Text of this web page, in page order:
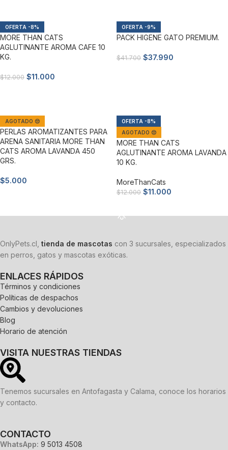
-8%
MORE THAN CATS
AGLUTINANTE AROMA CAFE 10
KG.
$12.000 $11.000
-9%
PACK HIGENE GATO PREMIUM.
$41.700 $37.990
AGOTADO 😔
PERLAS AROMATIZANTES PARA
ARENA SANITARIA MORE THAN
CATS AROMA LAVANDA 450
GRS.
$5.000
-8%
AGOTADO 😔
MORE THAN CATS
AGLUTINANTE AROMA LAVANDA
10 KG.
MoreThanCats
$12.000 $11.000
OnlyPets.cl, tienda de mascotas con 3 sucursales, especializados
en perros, gatos y mascotas exóticas.
ENLACES RÁPIDOS
Términos y condiciones
Políticas de despachos
Cambios y devoluciones
Blog
Horario de atención
VISITA NUESTRAS TIENDAS
Tenemos sucursales en Antofagasta y Calama, conoce los horarios
y contacto.
CONTACTO
WhatsApp: 9 5013 4508